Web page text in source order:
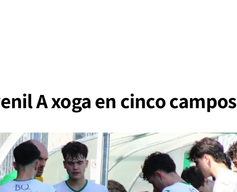
A xoga en cinco campos